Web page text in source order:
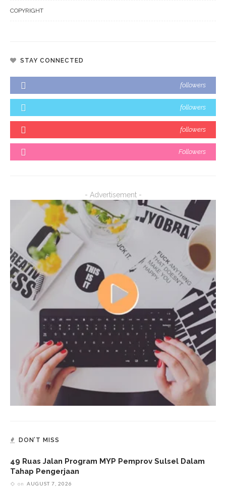
COPYRIGHT
STAY CONNECTED
followers
followers
followers
Followers
- Advertisement -
DON’T MISS
49 Ruas Jalan Program MYP Pemprov Sulsel Dalam
Tahap Pengerjaan
on AUGUST 7, 2026